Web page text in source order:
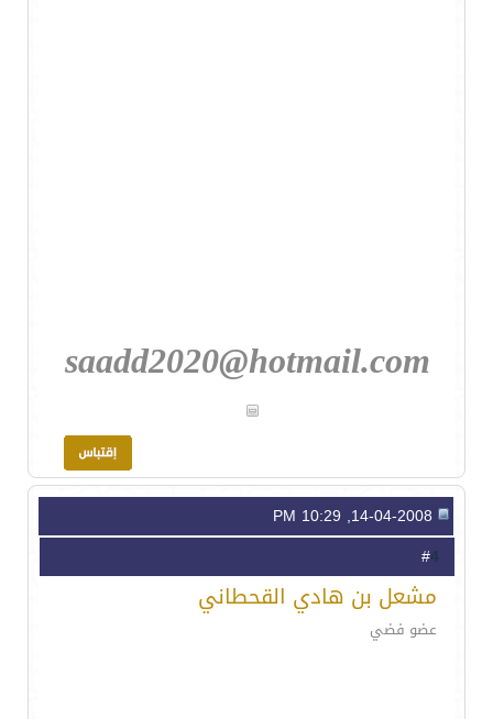
saadd2020@hotmail.com
4
مشعل بن هادي القحطاني
عضو فضي